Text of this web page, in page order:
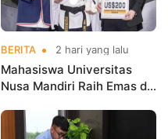
BERITA 2 hari yang lalu
Mahasiswa Universitas
Nusa Mandiri Raih Emas di
Indonesia Open
Championships 2026